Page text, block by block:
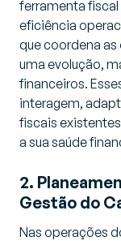
ferramenta
eficiência
que coordena
uma evolução,
financeiros.
interagem,
fiscais
a sua saúde
2.
Gestão do
Nas operações